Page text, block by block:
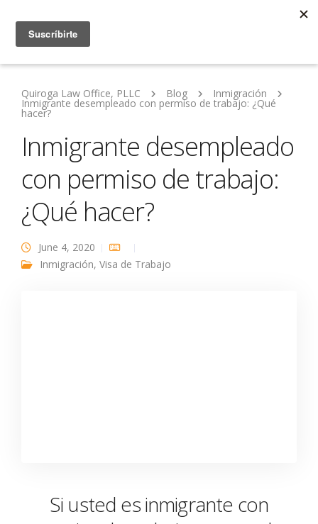
Quiroga Law Office, PLLC Blog Inmigración
Inmigrante desempleado con permiso de trabajo: ¿Qué
hacer?
Inmigrante desempleado
con permiso de trabajo:
¿Qué hacer?
June 4, 2020
Inmigración, Visa de Trabajo
Si usted es inmigrante con